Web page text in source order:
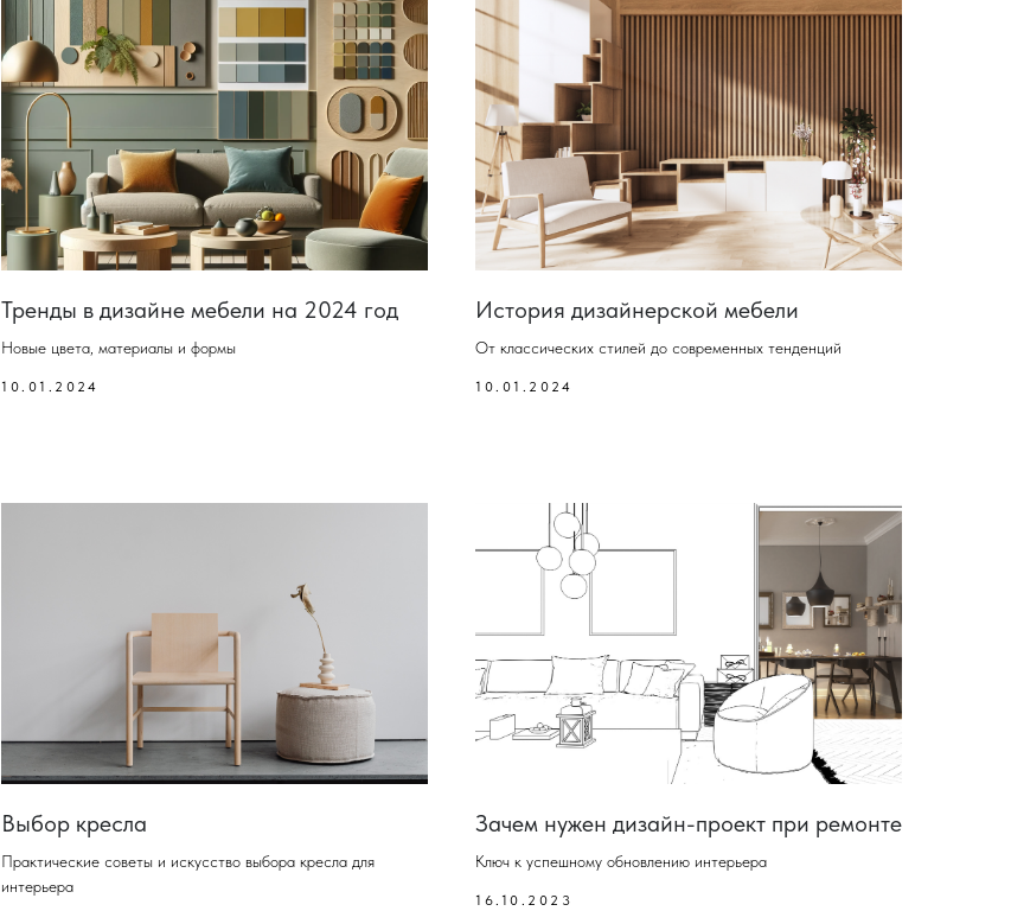
Тренды в дизайне мебели на 2024 год
Новые цвета, материалы и формы
10.01.2024
История дизайнерской мебели
От классических стилей до современных тенденций
10.01.2024
Выбор кресла
Практические советы и искусство выбора кресла для
интерьера
Зачем нужен дизайн-проект при ремонте
Ключ к успешному обновлению интерьера
16.10.2023